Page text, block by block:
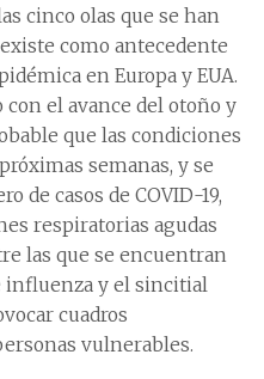
cinco olas que se han
como antecedente
en Europa y EUA.
el avance del otoño y
que las condiciones
semanas, y se
de casos de COVID-19,
respiratorias agudas
las que se encuentran
influenza y el sincitial
cuadros
vulnerables.